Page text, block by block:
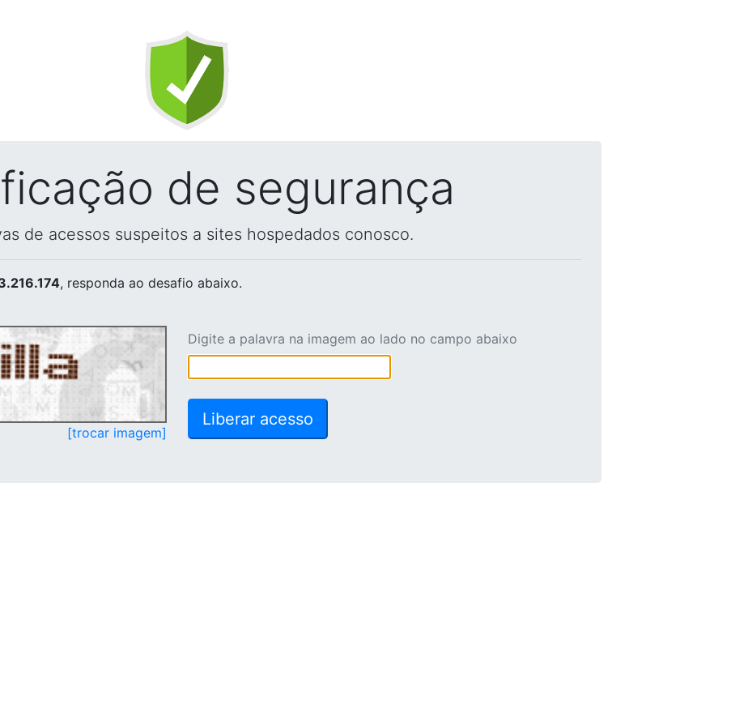
de segurança
de acessos suspeitos a sites hospedados conosco.
, responda ao desafio abaixo.
[trocar imagem]
Digite a palavra na imagem ao lado no campo abaixo